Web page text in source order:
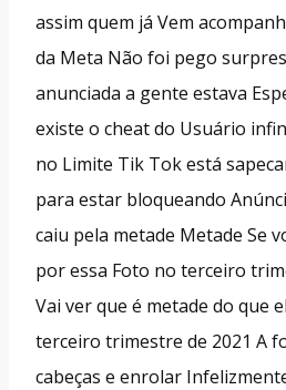
assim quem já Vem
da Meta Não foi pego
anunciada a gente estava
existe o cheat do Usuário
no Limite Tik Tok está
para estar bloqueando
caiu pela metade Metade Se
por essa Foto no terceiro
Vai ver que é metade do que
terceiro trimestre de 2021 A
cabeças e enrolar